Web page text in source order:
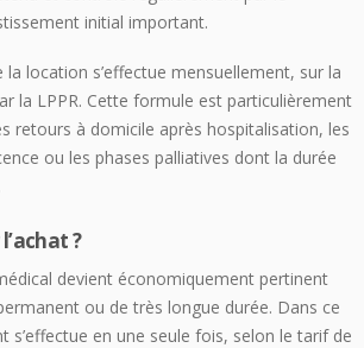
initial important.
location s’effectue mensuellement, sur la
la LPPR. Cette formule est particulièrement
retours à domicile après hospitalisation, les
ou les phases palliatives dont la durée
?
devient économiquement pertinent
ou de très longue durée. Dans ce
s’effectue en une seule fois, selon le tarif de